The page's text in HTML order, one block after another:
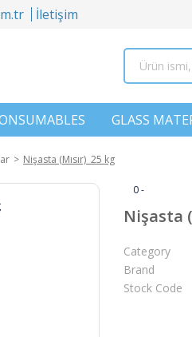
İletişim
GLASS
Nişasta (Mısır) 25 kg
0 -
Nişasta
Category
Brand
Stock Code